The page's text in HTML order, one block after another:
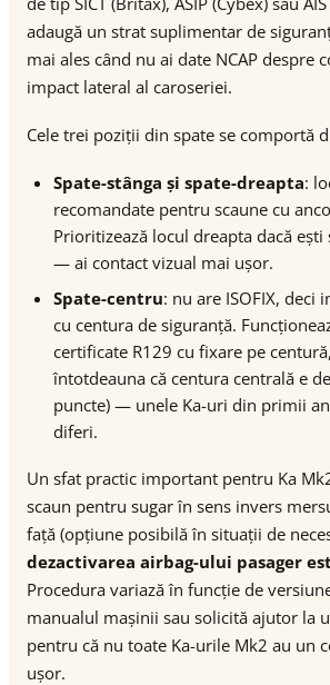
adaugă un strat suplimentar de
mai ales când nu ai date NCAP despre
impact lateral al caroseriei.
Cele trei poziții din spate se comportă
Spate-stânga și spate-dreapta:
recomandate pentru scaune cu
Prioritizează locul dreapta dacă
— ai contact vizual mai ușor.
Spate-centru: nu are ISOFIX, deci
cu centura de siguranță.
certificate R129 cu fixare pe
întotdeauna că centura centrală e
puncte) — unele Ka-uri din primii
diferi.
Un sfat practic important pentru Ka
scaun pentru sugar în sens invers
față (opțiune posibilă în situații de
dezactivarea airbag-ului pasager
Procedura variază în funcție de
manualul mașinii sau solicită ajutor la
pentru că nu toate Ka-urile Mk2 au un
ușor.